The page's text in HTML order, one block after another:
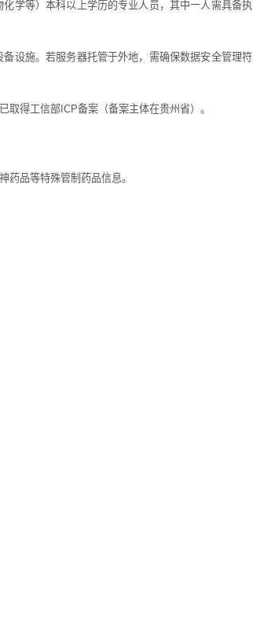
学等）本科以上学历的专业人员，其中一人需具备执
设施。若服务器托管于外地，需确保数据安全管理符
得工信部ICP备案（备案主体在贵州省）。
品等特殊管制药品信息。